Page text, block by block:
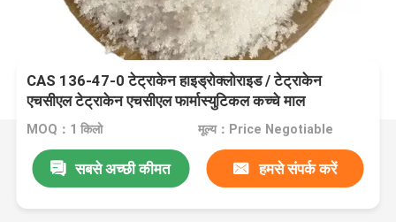
CAS 136-47-0 टेट्राकेन हाइड्रोक्लोराइड / टेट्राकेन
एचसीएल टेट्राकेन एचसीएल फार्मास्युटिकल कच्चे माल
MOQ：1 किलो मूल्य：Price Negotiable
सबसे अच्छी कीमत हमसे संपर्क करें